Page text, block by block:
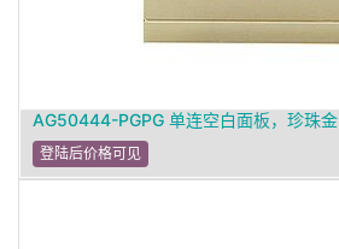
AG50444-PGPG 单连空白面板，珍珠金
登陆后价格可见